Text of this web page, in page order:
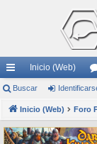
nl
ac
es
Inicio (Web)
or
Buscar
Inicio (Web) Foro